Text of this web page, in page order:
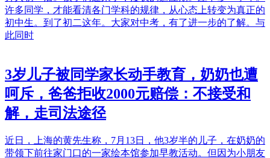
许多同学，才能看清各门学科的规律，从心态上转变为真正的
初中生。到了初二这年。大家对中考，有了进一步的了解。与
此同时
3岁儿子被同学家长动手教育，奶奶也遭
呵斥，爸爸拒收2000元赔偿：不接受和
解，走司法途径
近日，上海的黄先生称，7月13日，他3岁半的儿子，在奶奶的
带领下前往家门口的一家绘本馆参加早教活动。但因为小朋友